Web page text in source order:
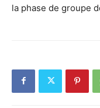
la phase de groupe